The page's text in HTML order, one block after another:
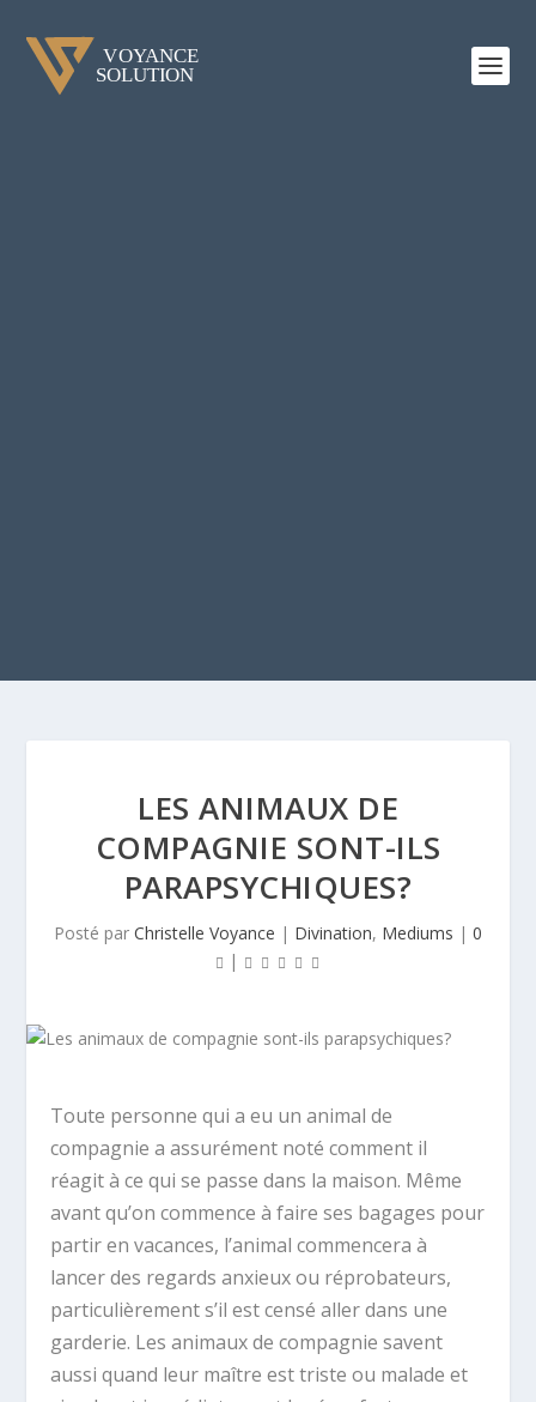
LES ANIMAUX DE
COMPAGNIE SONT-ILS
PARAPSYCHIQUES?
Posté par Christelle Voyance | Divination, Mediums | 0
|
Toute personne qui a eu un animal de
compagnie a assurément noté comment il
réagit à ce qui se passe dans la maison. Même
avant qu’on commence à faire ses bagages pour
partir en vacances, l’animal commencera à
lancer des regards anxieux ou réprobateurs,
particulièrement s’il est censé aller dans une
garderie. Les animaux de compagnie savent
aussi quand leur maître est triste ou malade et